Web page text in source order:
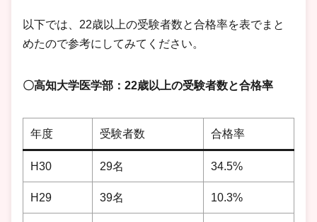
以下では、22歳以上の受験者数と合格率を表でまと
めたので参考にしてみてください。
〇高知大学医学部：22歳以上の受験者数と合格率
年度 受験者数 合格率
H30 29名 34.5%
H29 39名 10.3%